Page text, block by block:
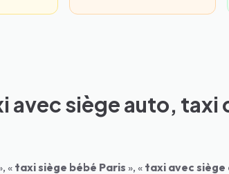
avec siège auto, taxi
«taxi siège bébé Paris », « taxi avec siège